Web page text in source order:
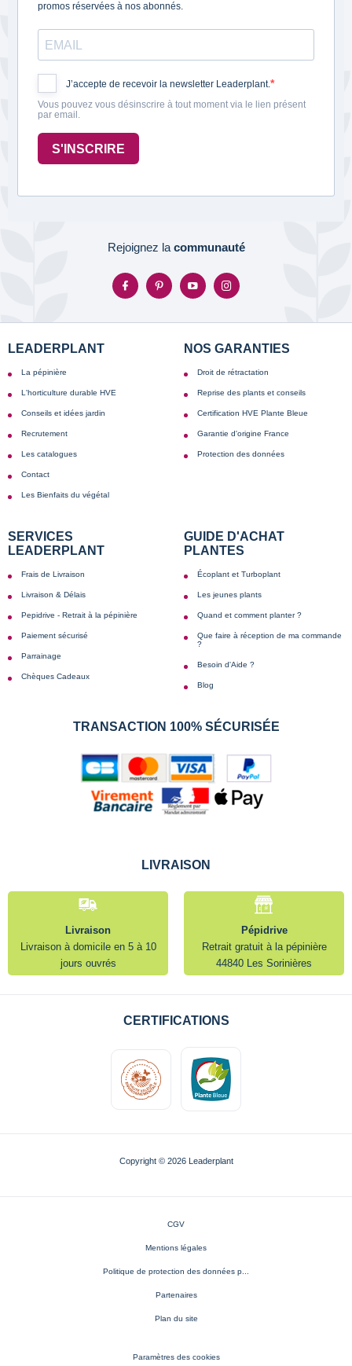
promos réservées à nos abonnés.
J’accepte de recevoir la newsletter Leaderplant.
Vous pouvez vous désinscrire à tout moment via le lien présent
par email.
S'INSCRIRE
Rejoignez la communauté
LEADERPLANT
La pépinière
L'horticulture durable HVE
Conseils et idées jardin
Recrutement
Les catalogues
Contact
Les Bienfaits du végétal
NOS GARANTIES
Droit de rétractation
Reprise des plants et conseils
Certification HVE Plante Bleue
Garantie d'origine France
Protection des données
SERVICES
LEADERPLANT
Frais de Livraison
Livraison & Délais
Pepidrive - Retrait à la pépinière
Paiement sécurisé
Parrainage
Chèques Cadeaux
GUIDE D'ACHAT
PLANTES
Écoplant et Turboplant
Les jeunes plants
Quand et comment planter ?
Que faire à réception de ma commande
?
Besoin d'Aide ?
Blog
TRANSACTION 100% SÉCURISÉE
LIVRAISON
Livraison
Livraison à domicile en 5 à 10
jours ouvrés
Pépidrive
Retrait gratuit à la pépinière
44840 Les Sorinières
CERTIFICATIONS
Copyright © 2026 Leaderplant
CGV
Mentions légales
Politique de protection des données p...
Partenaires
Plan du site
Paramètres des cookies